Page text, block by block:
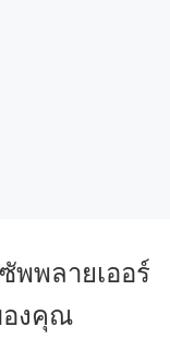
พพลายเออร์
งคุณ